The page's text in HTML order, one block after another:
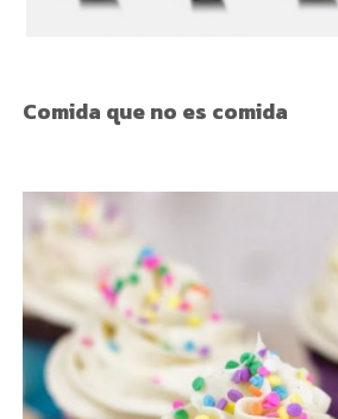
Comida que no es comida